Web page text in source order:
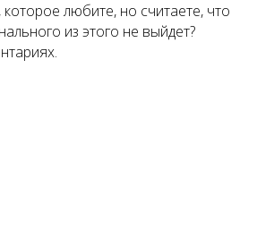
любите, но считаете, что
из этого не выйдет?